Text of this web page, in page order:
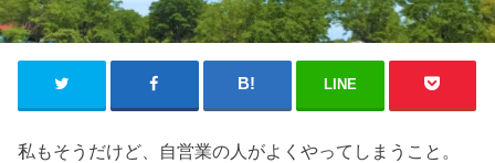
LINE
私もそうだけど、自営業の人がよくやってしまうこと。